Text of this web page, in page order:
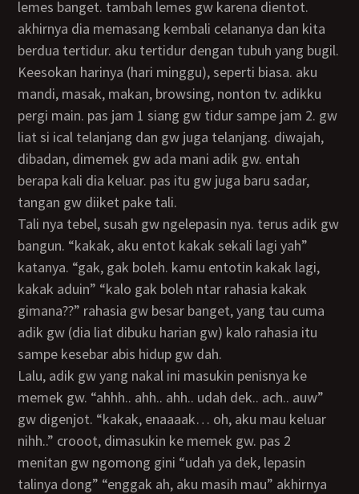
lemes banget. tambah lemes gw karena dientot.
akhirnya dia memasang kembali celananya dan kita
berdua tertidur. aku tertidur dengan tubuh yang bugil.
keesokan harinya (hari minggu), seperti biasa. aku
mandi, masak, makan, browsing, nonton tv. adikku
pergi main. pas jam 1 siang gw tidur sampe jam 2. gw
liat si ical telanjang dan gw juga telanjang. diwajah,
dibadan, dimemek gw ada mani adik gw. entah
berapa kali dia keluar. pas itu gw juga baru sadar,
tangan gw diiket pake tali.
tali nya tebel, susah gw ngelepasin nya. terus adik gw
bangun. “kakak, aku entot kakak sekali lagi yah”
katanya. “gak, gak boleh. kamu entotin kakak lagi,
kakak aduin” “kalo gak boleh ntar rahasia kakak
gimana??” rahasia gw besar banget, yang tau cuma
adik gw (dia liat dibuku harian gw) kalo rahasia itu
sampe kesebar abis hidup gw dah.
lalu, adik gw yang nakal ini masukin penisnya ke
memek gw. “ahhh.. ahh.. ahh.. udah dek.. ach.. auw”
gw digenjot. “kakak, enaaaak… oh, aku mau keluar
nihh..” crooot, dimasukin ke memek gw. pas 2
menitan gw ngomong gini “udah ya dek, lepasin
talinya dong” “enggak ah, aku masih mau” akhirnya